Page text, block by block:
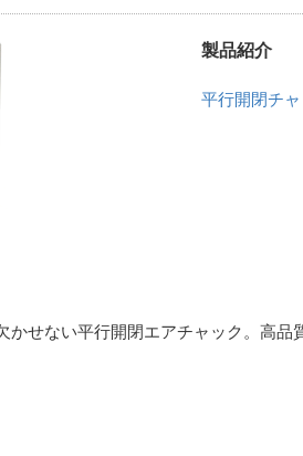
製品紹介
平行開閉チ
かせない平行開閉エアチャック。高